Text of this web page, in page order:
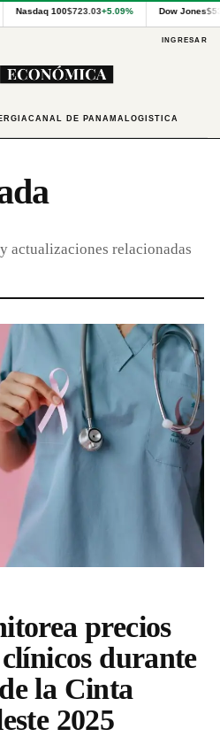
Nasdaq 100$723.03+5.09% Dow Jones
INGRESAR
CANAL DE PANAMÁ LOGÍSTICA
actualizaciones relacionadas
precios
clínicos durante
la Cinta
2025